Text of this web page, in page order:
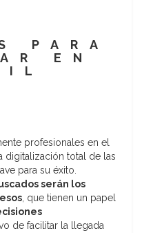
PARA
EN
profesionales en el
total de las
para su éxito.
serán los
, que tienen un papel
de facilitar la llegada